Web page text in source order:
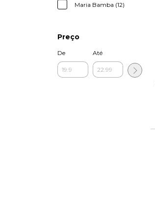
Maria Bamba (12)
Preço
De Até